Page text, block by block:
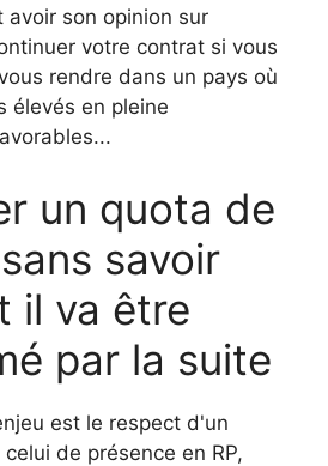
avoir son opinion sur
votre contrat si vous
rendre dans un pays où
élevés en pleine
un quota de
savoir
il va être
par la suite
est le respect d'un
de présence en RP,